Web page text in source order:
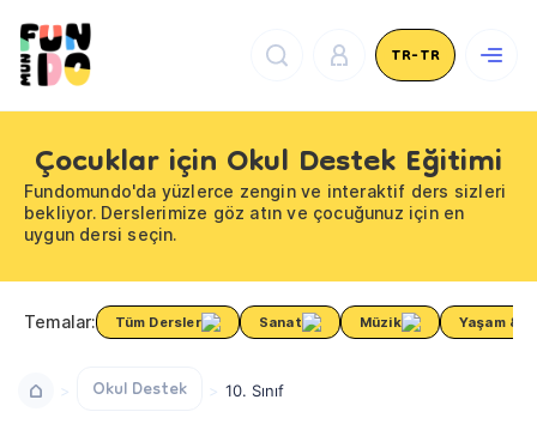
TR-TR
Çocuklar için Okul Destek Eğitimi
Fundomundo'da yüzlerce zengin ve interaktif ders sizleri
bekliyor. Derslerimize göz atın ve çocuğunuz için en
uygun dersi seçin.
Temalar: Tüm Dersler Sanat Müzik Yaşam &
Okul Destek 10. Sınıf